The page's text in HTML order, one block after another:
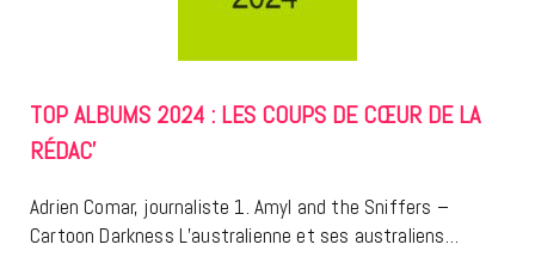
TOP ALBUMS 2024 : LES COUPS DE CŒUR DE LA
RÉDAC’
Adrien Comar, journaliste 1. Amyl and the Sniffers –
Cartoon Darkness L’australienne et ses australiens…